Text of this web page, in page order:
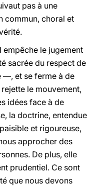
pas à une
commun, choral et
empêche le jugement
sacrée du respect de
—, et se ferme à de
le mouvement,
idées face à de
la doctrine, entendue
et rigoureuse,
approcher des
De plus, elle
prudentiel. Ce sont
que nous devons